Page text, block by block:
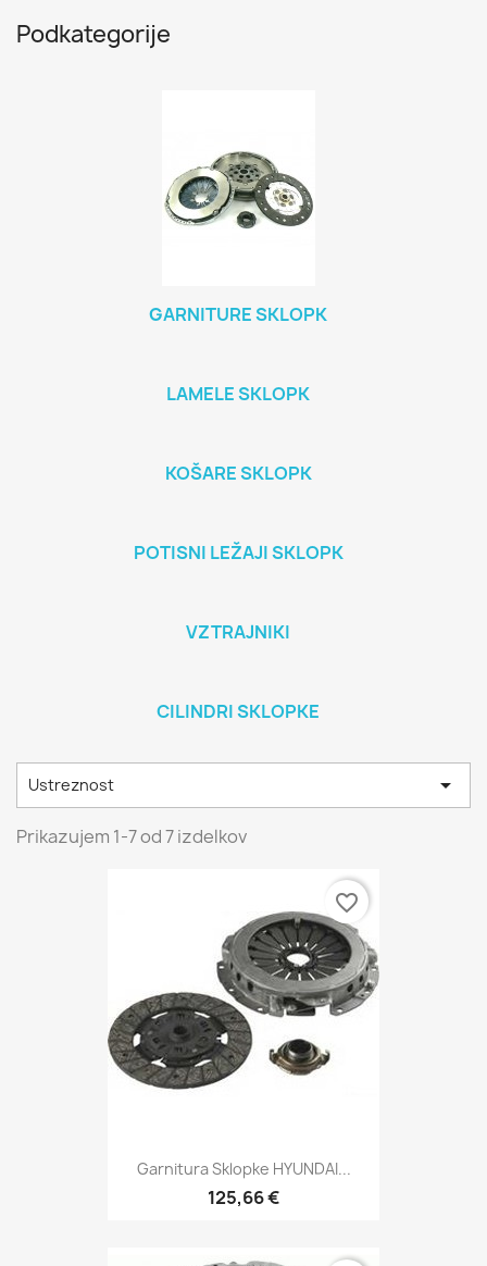
Podkategorije
GARNITURE SKLOPK
LAMELE SKLOPK
KOŠARE SKLOPK
POTISNI LEŽAJI SKLOPK
VZTRAJNIKI
CILINDRI SKLOPKE
Ustreznost 
Prikazujem 1-7 od 7 izdelkov
Garnitura Sklopke HYUNDAI...
125,66 €
favorite_border